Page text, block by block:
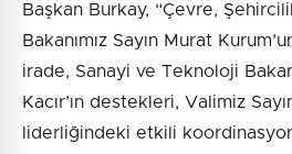
Başkan Burkay, “Çevre,
Bakanımız Sayın Murat
irade, Sanayi ve Teknoloji
Kacır’ın destekleri, Valimiz
liderliğindeki etkili